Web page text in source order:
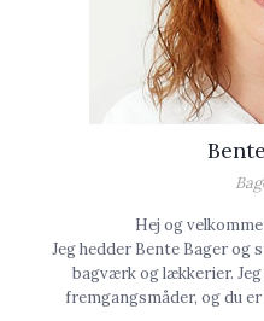
Hej og
Jeg hedder Bente Bager og
bagværk og lækkerier.
fremgangsmåder, og du